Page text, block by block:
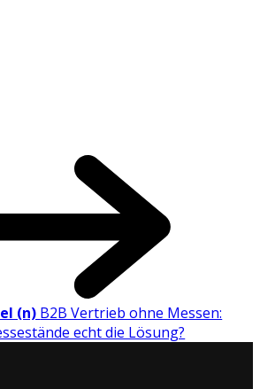
(n) B2B Vertrieb ohne Messen:
echt die Lösung?